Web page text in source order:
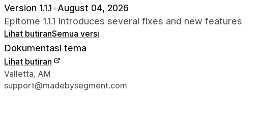
Version 1.1.1•August 04, 2026
Epitome 1.1.1 introduces several fixes and new features
Lihat butiranSemua versi
Dokumentasi tema
Lihat butiran
Butiran perhubungan pereka bentuk
Valletta, AM
support@madebysegment.com